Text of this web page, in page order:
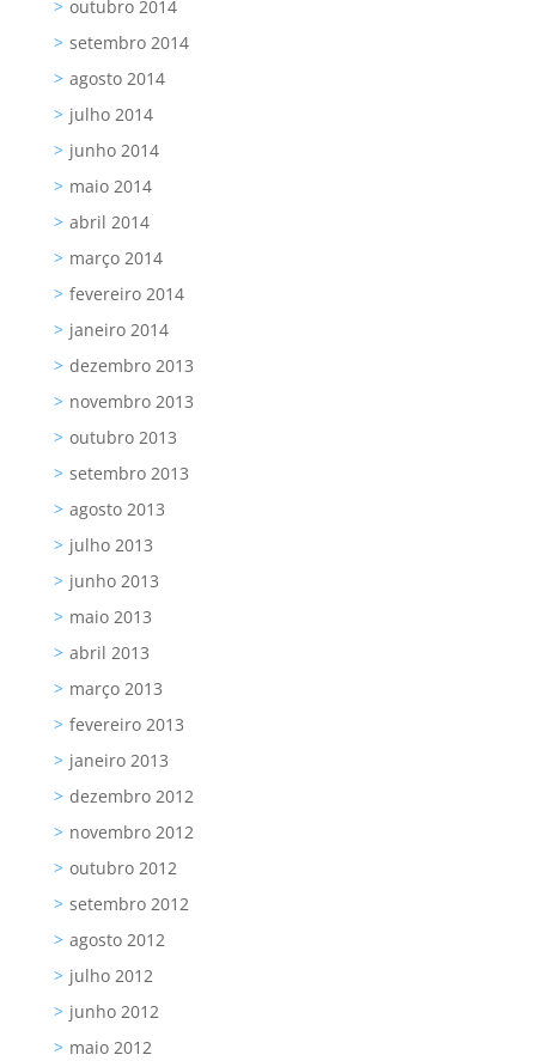
outubro 2014
setembro 2014
agosto 2014
julho 2014
junho 2014
maio 2014
abril 2014
março 2014
fevereiro 2014
janeiro 2014
dezembro 2013
novembro 2013
outubro 2013
setembro 2013
agosto 2013
julho 2013
junho 2013
maio 2013
abril 2013
março 2013
fevereiro 2013
janeiro 2013
dezembro 2012
novembro 2012
outubro 2012
setembro 2012
agosto 2012
julho 2012
junho 2012
maio 2012